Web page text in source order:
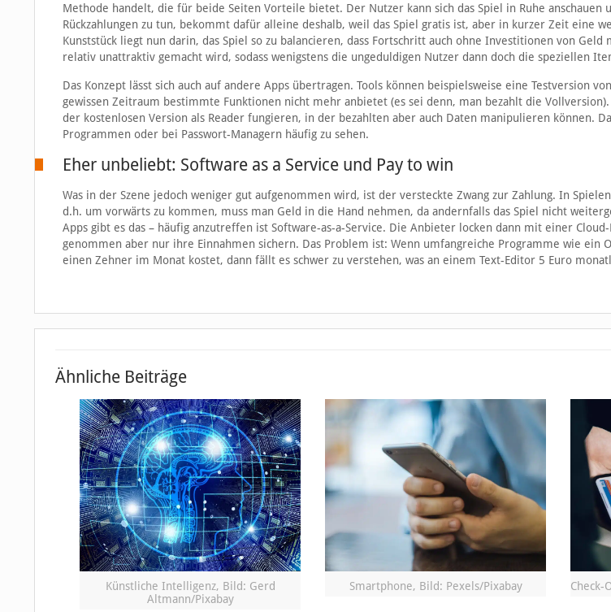
Methode handelt, die für beide Seiten Vorteile bietet. Der Nutzer kann sich das Spiel in Ruhe anschauen
Rückzahlungen zu tun, bekommt dafür alleine deshalb, weil das Spiel gratis ist, aber in kurzer Zeit eine
Kunststück liegt nun darin, das Spiel so zu balancieren, dass Fortschritt auch ohne Investitionen von Geld
relativ unattraktiv gemacht wird, sodass wenigstens die ungeduldigen Nutzer dann doch die speziellen
Das Konzept lässt sich auch auf andere Apps übertragen. Tools können beispielsweise eine Testversion
gewissen Zeitraum bestimmte Funktionen nicht mehr anbietet (es sei denn, man bezahlt die
der kostenlosen Version als Reader fungieren, in der bezahlten aber auch Daten manipulieren können.
Programmen oder bei Passwort-Managern häufig zu sehen.
Eher unbeliebt: Software as a Service und Pay to win
Was in der Szene jedoch weniger gut aufgenommen wird, ist der versteckte Zwang zur Zahlung. In
d.h. um vorwärts zu kommen, muss man Geld in die Hand nehmen, da andernfalls das Spiel nicht
Apps gibt es das – häufig anzutreffen ist Software-as-a-Service. Die Anbieter locken dann mit einer
genommen aber nur ihre Einnahmen sichern. Das Problem ist: Wenn umfangreiche Programme wie ein
einen Zehner im Monat kostet, dann fällt es schwer zu verstehen, was an einem Text-Editor 5 Euro
Ähnliche Beiträge
Künstliche Intelligenz, Bild: Gerd
Altmann/Pixabay
Smartphone, Bild: Pexels/Pixabay Check-